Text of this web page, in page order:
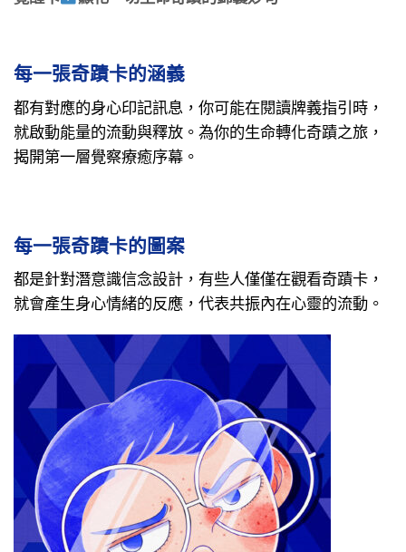
每一張奇蹟卡的涵義
都有對應的身心印記訊息，你可能在閱讀牌義指引時，
就啟動能量的流動與釋放。為你的生命轉化奇蹟之旅，
揭開第一層覺察療癒序幕。
每一張奇蹟卡的圖案
都是針對潛意識信念設計，有些人僅僅在觀看奇蹟卡，
就會產生身心情緒的反應，代表共振內在心靈的流動。